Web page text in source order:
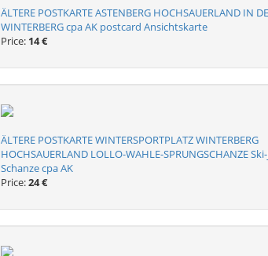
ÄLTERE POSTKARTE ASTENBERG HOCHSAUERLAND IN
WINTERBERG cpa AK postcard Ansichtskarte
Price: 14 €
ÄLTERE POSTKARTE WINTERSPORTPLATZ WINTERBERG
HOCHSAUERLAND LOLLO-WAHLE-SPRUNGSCHANZE
Schanze cpa AK
Price:24 €